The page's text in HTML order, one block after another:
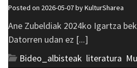
Posted on 2026-05-07 byKulturSharea
Ane Zubeldiak 2024ko Igartza
Datorren udan ez [...]
Bideo_albisteak literatura